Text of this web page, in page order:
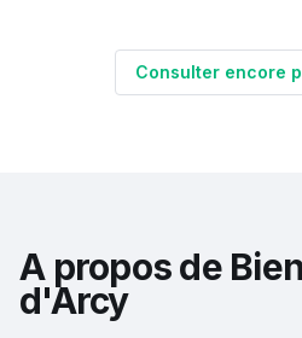
Consulter encore
A propos de
d'Arcy